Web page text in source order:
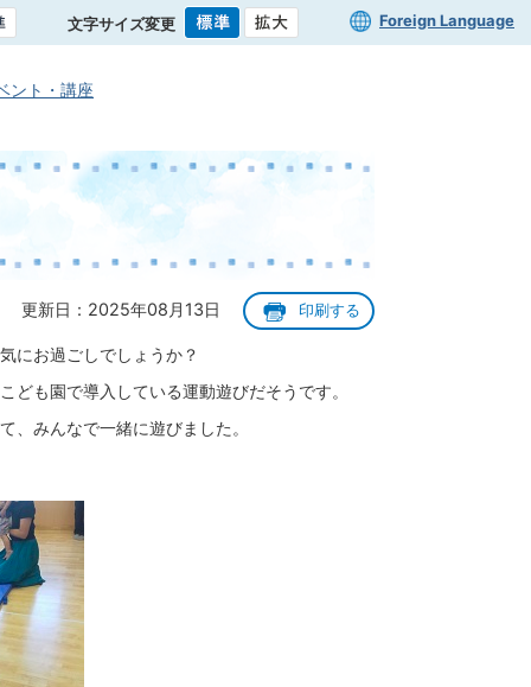
文字サイズ変更 Foreign Language
ント・講座
更新日：2025年08月13日 印刷する
にお過ごしでしょうか？
も園で導入している運動遊びだそうです。
、みんなで一緒に遊びました。